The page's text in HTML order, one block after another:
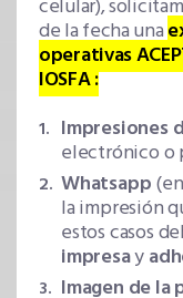
celular),
de la fecha una
operativas
IOSFA :
Impresiones
electrónico o
Whatsapp
la impresión
estos casos
impresay
Imagen de la